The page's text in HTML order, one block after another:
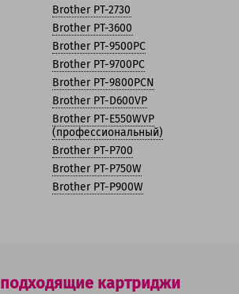
Brother PT-2730
Brother PT-3600
Brother PT-9500PC
Brother PT-9700PC
Brother PT-9800PCN
Brother PT-D600VP
Brother PT-E550WVP
(профессиональный)
Brother PT-P700
Brother PT-P750W
Brother PT-P900W
подходящие картриджи